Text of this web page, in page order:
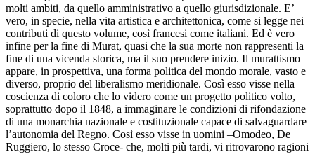
molti ambiti, da quello amministrativo a quello giurisdizionale. E’
vero, in specie, nella vita artistica e architettonica, come si legge nei
contributi di questo volume, così francesi come italiani. Ed è vero
infine per la fine di Murat, quasi che la sua morte non rappresenti la
fine di una vicenda storica, ma il suo prendere inizio. Il murattismo
appare, in prospettiva, una forma politica del mondo morale, vasto e
diverso, proprio del liberalismo meridionale. Così esso visse nella
coscienza di coloro che lo videro come un progetto politico volto,
soprattutto dopo il 1848, a immaginare le condizioni di rifondazione
di una monarchia nazionale e costituzionale capace di salvaguardare
l’autonomia del Regno. Così esso visse in uomini –Omodeo, De
Ruggiero, lo stesso Croce- che, molti più tardi, vi ritrovarono ragioni